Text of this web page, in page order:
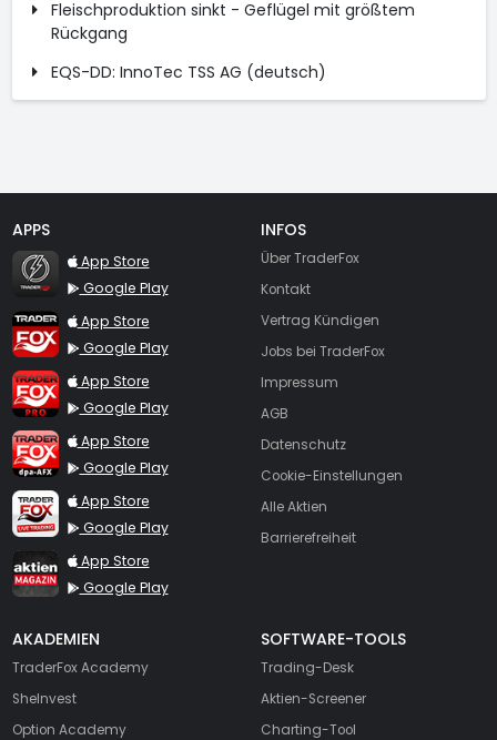
Fleischproduktion sinkt - Geflügel mit größtem
Rückgang
EQS-DD: InnoTec TSS AG (deutsch)
APPS
TraderFox Flash
App Store
Google Play
TraderFox App
App Store
Google Play
TraderFox Pro
App Store
Google Play
TraderFox dpa-AFX ProFeed
App Store
Google Play
TraderFox Live Trading
App Store
Google Play
TraderFox aktien Magazin
App Store
Google Play
INFOS
Über TraderFox
Kontakt
Vertrag Kündigen
Jobs bei TraderFox
Impressum
AGB
Datenschutz
Cookie-Einstellungen
Alle Aktien
Barrierefreiheit
AKADEMIEN
TraderFox Academy
SheInvest
Option Academy
SOFTWARE-TOOLS
Trading-Desk
Aktien-Screener
Charting-Tool